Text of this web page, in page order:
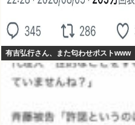
有吉弘行さん、また匂わせポストwww